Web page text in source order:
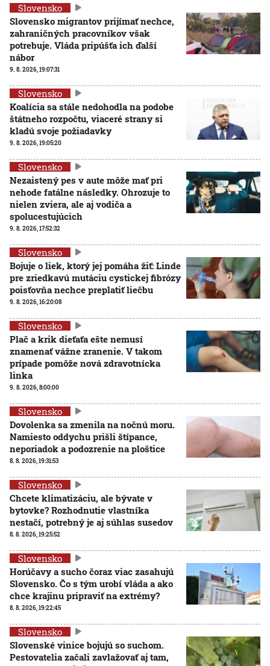
Slovensko
Slovensko migrantov prijímať nechce,
zahraničných pracovníkov však
potrebuje. Vláda pripúšťa ich ďalší
nábor
9. 8. 2026, 19:07:31
Slovensko
Koalícia sa stále nedohodla na podobe
štátneho rozpočtu, viaceré strany si
kladú svoje požiadavky
9. 8. 2026, 19:05:20
Slovensko
Nezaistený pes v aute môže mať pri
nehode fatálne následky. Ohrozuje to
nielen zviera, ale aj vodiča a
spolucestujúcich
9. 8. 2026, 17:52:32
Slovensko
Bojuje o liek, ktorý jej pomáha žiť: Linde
pre zriedkavú mutáciu cystickej fibrózy
poisťovňa nechce preplatiť liečbu
9. 8. 2026, 16:20:08
Slovensko
Plač a krik dieťaťa ešte nemusí
znamenať vážne zranenie. V takom
prípade pomôže nová zdravotnícka
linka
9. 8. 2026, 8:00:00
Slovensko
Dovolenka sa zmenila na nočnú moru.
Namiesto oddychu prišli štípance,
neporiadok a podozrenie na ploštice
8. 8. 2026, 19:31:53
Slovensko
Chcete klimatizáciu, ale bývate v
bytovke? Rozhodnutie vlastníka
nestačí, potrebný je aj súhlas susedov
8. 8. 2026, 19:25:52
Slovensko
Horúčavy a sucho čoraz viac zasahujú
Slovensko. Čo s tým urobí vláda a ako
chce krajinu pripraviť na extrémy?
8. 8. 2026, 19:22:45
Slovensko
Slovenské vinice bojujú so suchom.
Pestovatelia začali zavlažovať aj tam,